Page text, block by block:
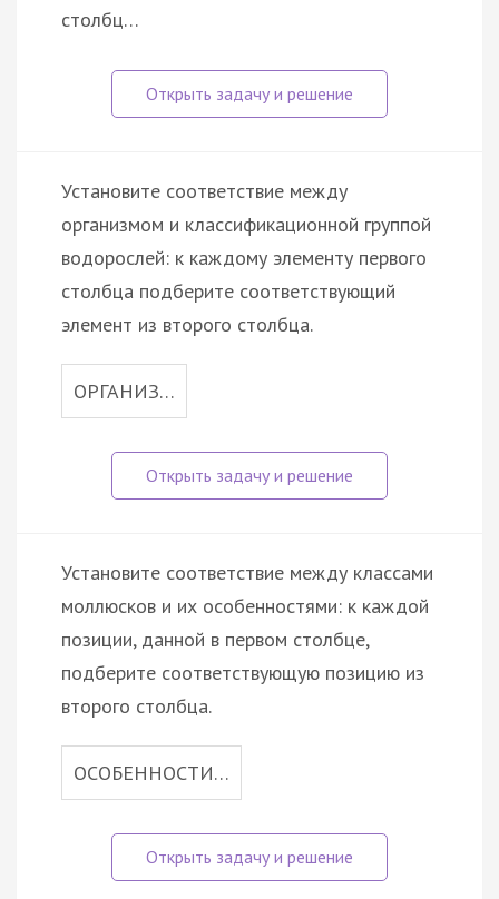
столбц…
Установите соответствие между
организмом и классификационной группой
водорослей: к каждому элементу первого
столбца подберите соответствующий
элемент из второго столбца.
ОРГАНИЗ…
Установите соответствие между классами
моллюсков и их особенностями: к каждой
позиции, данной в первом столбце,
подберите соответствующую позицию из
второго столбца.
ОСОБЕННОСТИ…